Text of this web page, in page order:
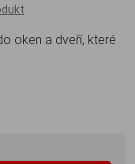
oken a dveří, které